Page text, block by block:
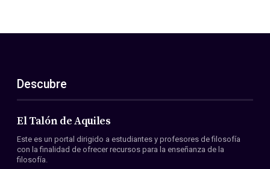
Descubre
El Talón de Aquiles
Este es un portal dirigido a estudiantes y profesores de filosofía
con la finalidad de ofrecer recursos para la enseñanza de la
filosofía.